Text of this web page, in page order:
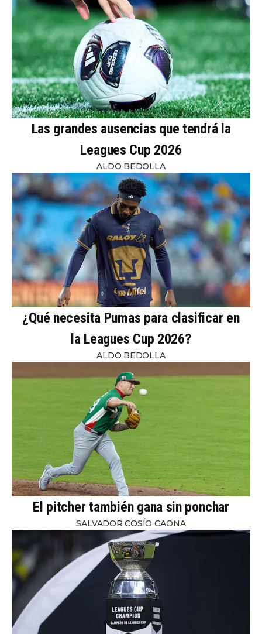
Las grandes ausencias que tendrá la
Leagues Cup 2026
ALDO BEDOLLA
¿Qué necesita Pumas para clasificar en
la Leagues Cup 2026?
ALDO BEDOLLA
El pitcher también gana sin ponchar
SALVADOR COSÍO GAONA